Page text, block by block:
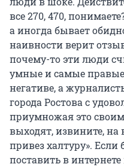
все 270, 470,
а иногда бывает
наивности верит
почему-то эти люди
умные и самые
негативе, а
города Ростова с
приумножая это
выходят, извините, на
привез халтуру». Если
поставить в